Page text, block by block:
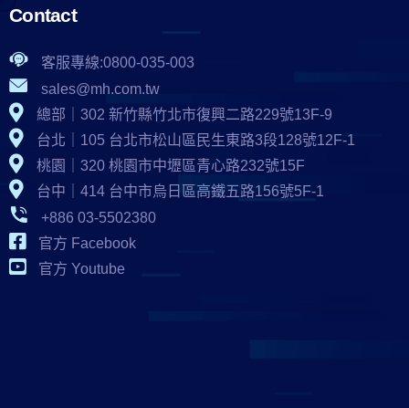
Contact
客服專線:0800-035-003
sales@mh.com.tw
總部｜302 新竹縣竹北市復興二路229號13F-9
台北｜105 台北市松山區民生東路3段128號12F-1
桃園｜320 桃園市中壢區青心路232號15F
台中｜414 台中市烏日區高鐵五路156號5F-1
+886 03-5502380
官方 Facebook
官方 Youtube